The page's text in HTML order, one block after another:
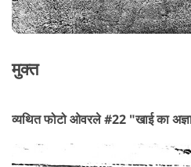
मुक्त
व्यथित फोटो ओवरले #22 "खाई का